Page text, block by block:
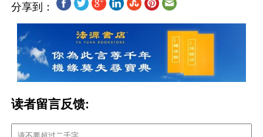
分享到：
读者留言反馈: